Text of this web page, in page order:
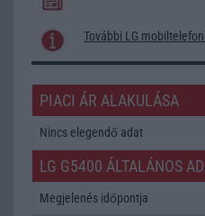
További LG
PIACI ÁR ALAKULÁSA
Nincs elegendő adat
LG G5400 ÁLTALÁNOS
Megjelenés időpontja